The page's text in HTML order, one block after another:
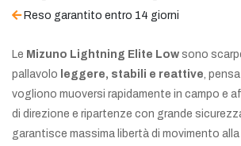
Reso garantito entro 14 giorni
Le Mizuno Lightning Elite Low sono
pallavolo leggere, stabili e reattive ,
vogliono muoversi rapidamente in campo e
di direzione e ripartenze con grande
garantisce massima libertà di movimento alla